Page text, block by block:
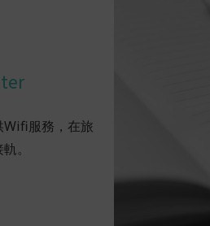
Wifi服務，在旅
。